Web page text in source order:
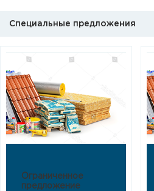
Специальные предложения
Ограниченное
предложение